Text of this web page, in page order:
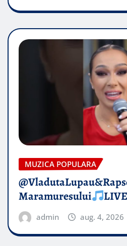
MUZICA POPULARA
Maramuresului
LIVE
admin aug. 4, 2026